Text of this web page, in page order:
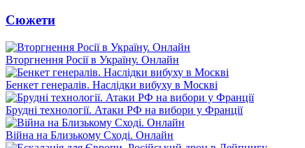
Сюжети
Вторгнення Росії в Україну. Онлайн
Бенкет генералів. Наслідки вибуху в Москві
Брудні технології. Атаки РФ на вибори у Франції
Війна на Близькому Сході. Онлайн